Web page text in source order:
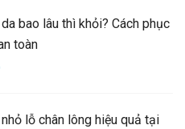
bao lâu thì khỏi? Cách phục
toàn
lỗ chân lông hiệu quả tại